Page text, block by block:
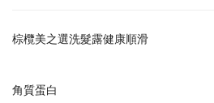
棕欖美之選洗髮露健康順滑
角質蛋白